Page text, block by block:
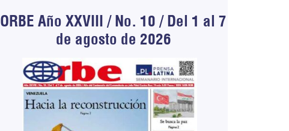
ORBE Año XXVIII / No. 10 / Del 1 al 7
de agosto de 2026